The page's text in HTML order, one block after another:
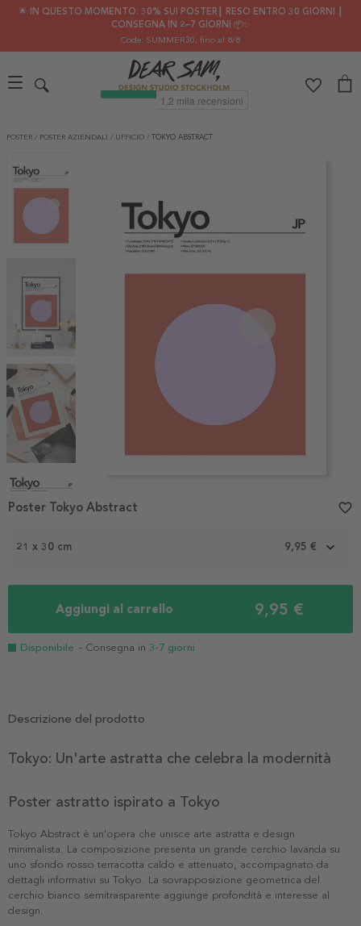
🌟 IN QUESTO MOMENTO: 30% SUI POSTER┃ RESO ENTRO 30 GIORNI ┃
CONSEGNA IN 2–7 GIORNI 📦✨
Code: SUMMER30, fino al 8/8
POSTER / POSTER AZIENDALI / UFFICIO / TOKYO ABSTRACT
1
21 x 30 cm 9,95 €
Aggiungi al carrello 9,95 €
Disponibile - Consegna in 3-7 giorni
Poster Tokyo Abstract favorite_border
Descrizione del prodotto
Tokyo: Un'arte astratta che celebra la modernità
Poster astratto ispirato a Tokyo
Tokyo Abstract è un'opera che unisce arte astratta e design
minimalista. La composizione presenta un grande cerchio lavanda su
uno sfondo rosso terracotta caldo e attenuato, accompagnato da
dettagli informativi su Tokyo. La sovrapposizione geometrica del
cerchio bianco semitrasparente aggiunge profondità e interesse al
design.